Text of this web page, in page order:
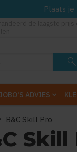
Plaats
search
JOBO'S ADVIES
B&C Skill Pro
Skill